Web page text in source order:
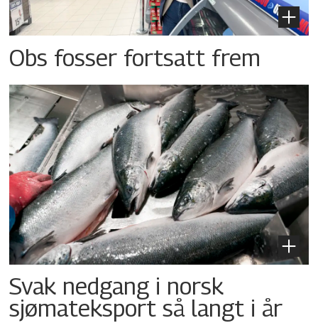
Obs fosser fortsatt frem
Svak nedgang i norsk
sjømateksport så langt i år